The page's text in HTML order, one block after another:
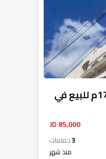
شقة طابق ثالث مساحة 176م للبيع في
85,000 JD
3حمامات
منذ شهر